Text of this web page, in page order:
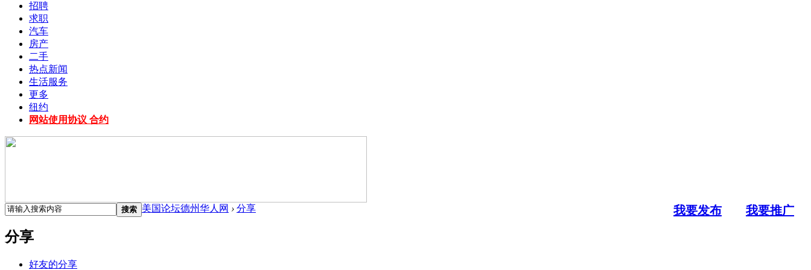
招聘
求职
汽车
房产
二手
热点新闻
生活服务
更多
纽约
网站使用协议 合约
搜索 我要发布 我要推广
美国论坛德州华人网 › 分享
分享
好友的分享